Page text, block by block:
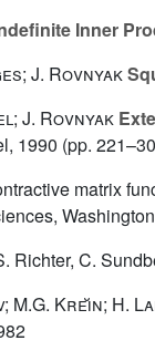
Inner
J. Rovnyak
J. Rovnyak
1990 (pp.
matrix
Richter, C.
M.G. Kreı̆n; H.